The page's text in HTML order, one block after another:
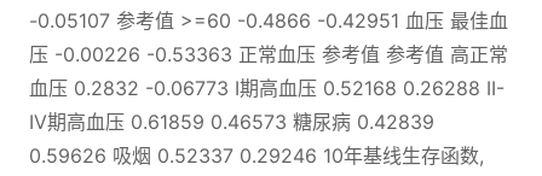
-0.05107 参考值 >=60 -0.4866 -0.42951 血压 最佳血
压 -0.00226 -0.53363 正常血压 参考值 参考值 高正常
血压 0.2832 -0.06773 I期高血压 0.52168 0.26288 II-
IV期高血压 0.61859 0.46573 糖尿病 0.42839
0.59626 吸烟 0.52337 0.29246 10年基线生存函数,